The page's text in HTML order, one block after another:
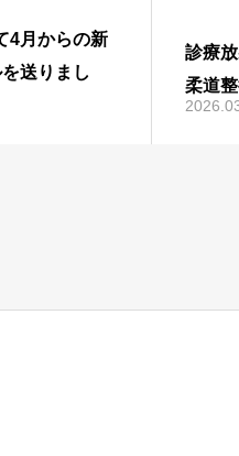
4月からの新
送りまし
診療
柔道